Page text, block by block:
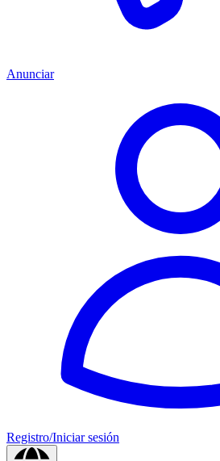
Anunciar
Registro/Iniciar sesión